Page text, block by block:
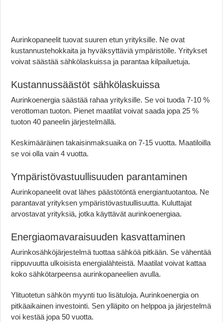
Aurinkopaneelit tuovat suuren etun yrityksille. Ne ovat
kustannustehokkaita ja hyväksyttäviä ympäristölle. Yritykset
voivat säästää sähkölaskuissa ja parantaa kilpailuetuja.
Kustannussäästöt sähkölaskuissa
Aurinkoenergia säästää rahaa yrityksille. Se voi tuoda 7-10 %
verottoman tuoton. Pienet maatilat voivat saada jopa 25 %
tuoton 40 paneelin järjestelmällä.
Keskimääräinen takaisinmaksuaika on 7-15 vuotta. Maatiloilla
se voi olla vain 4 vuotta.
Ympäristövastuullisuuden parantaminen
Aurinkopaneelit ovat lähes päästötöntä energiantuotantoa. Ne
parantavat yrityksen ympäristövastuullisuutta. Kuluttajat
arvostavat yrityksiä, jotka käyttävät aurinkoenergiaa.
Energiaomavaraisuuden kasvattaminen
Aurinkosähköjärjestelmä tuottaa sähköä pitkään. Se vähentää
riippuvuutta ulkoisista energialähteistä. Maatilat voivat kattaa
koko sähkötarpeensa aurinkopaneelien avulla.
Ylituotetun sähkön myynti tuo lisätuloja. Aurinkoenergia on
pitkäaikainen investointi. Sen ylläpito on helppoa ja järjestelmä
voi kestää jopa 50 vuotta.